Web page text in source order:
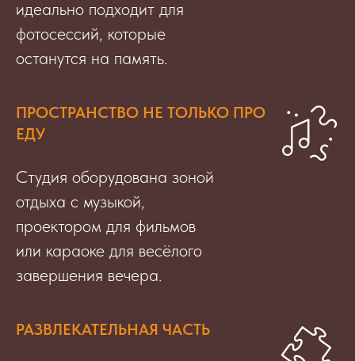
идеально подходит для
фотосессий, которые
останутся на память.
ПРОСТРАНСТВО НЕ ТОЛЬКО ПРО
ЕДУ
Студия оборудована зоной
отдыха с музыкой,
проектором для фильмов
или караоке для весёлого
завершения вечера.
РАЗВЛЕКАТЕЛЬНАЯ ЧАСТЬ